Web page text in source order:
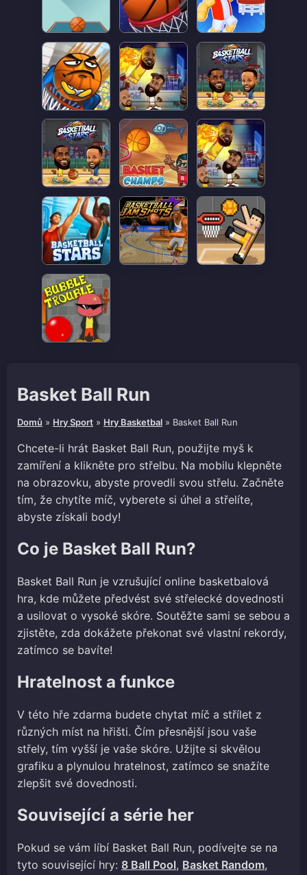
Basket Ball Run
Domů » Hry Sport » Hry Basketbal » Basket Ball Run
Chcete-li hrát Basket Ball Run, použijte myš k
zamíření a klikněte pro střelbu. Na mobilu klepněte
na obrazovku, abyste provedli svou střelu. Začněte
tím, že chytíte míč, vyberete si úhel a střelíte,
abyste získali body!
Co je Basket Ball Run?
Basket Ball Run je vzrušující online basketbalová
hra, kde můžete předvést své střelecké dovednosti
a usilovat o vysoké skóre. Soutěžte sami se sebou a
zjistěte, zda dokážete překonat své vlastní rekordy,
zatímco se bavíte!
Hratelnost a funkce
V této hře zdarma budete chytat míč a střílet z
různých míst na hřišti. Čím přesnější jsou vaše
střely, tím vyšší je vaše skóre. Užijte si skvělou
grafiku a plynulou hratelnost, zatímco se snažíte
zlepšit své dovednosti.
Související a série her
Pokud se vám líbí Basket Ball Run, podívejte se na
tyto související hry: 8 Ball Pool, Basket Random,